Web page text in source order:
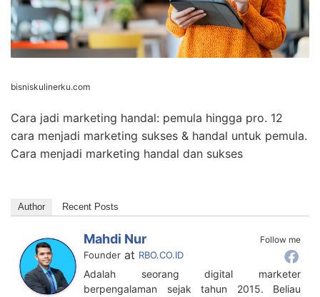
bisniskulinerku.com
Cara jadi marketing handal: pemula hingga pro. 12
cara menjadi marketing sukses & handal untuk pemula.
Cara menjadi marketing handal dan sukses
Author Recent Posts
Follow me
Mahdi Nur
Founder at RBO.CO.ID
Adalah seorang digital marketer
berpengalaman sejak tahun 2015. Beliau